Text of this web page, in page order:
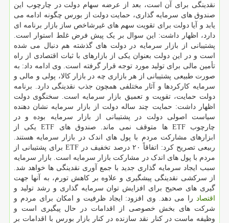
نقدینگی برای آن است، بعد از عرضه سهام دولت در چارچوب این
صندوق های سرمایه گذاری، حمایت دولت از بورس چگونه ادامه می
یابد و آیا دولت برای تقویت سهم های غیرشاخص ساز بازار برنامه ای
دارد، اظهار داشت: این سوال بر یک پیش فرض غلط استوار است.
پشتیبانی از بازار سرمایه در دولت های گذشته هم دنبال می شده
است و در این دولت بعنوان یکی از بازارهای با ثبات اقتصادی از راه
تأمین مالی برای تولید مورد توجه قرار گرفته است. وی ادامه داد: به
صورت طبیعی پشتیبانی از هر بازاری چه در بازار کالا، پولی و مالی و
سرمایه کارکردها و آثار مختلفی همچون جذب نقدینگی دارد. برنامه
دولت حمایت، تقویت و تعمیق بازار سرمایه است. سخنگوی دولت
اظهار داشت: حمایت چند ساله دولت از بازار سرمایه نشان دهنده
سیاست اصولی دولت در پشتیبانی از بازار سرمایه بوده و در
چارچوب ETF ها متوقف نمی ماند. صندوق های ETF یکی از
ابزارهای مشارکت مردم با پول های اندک در بازار سرمایه هستند.
ربیعی تصریح کرد: اتفاقاً ۲۰ درصد تخفیف در ETF برای پشتیبانی از
مردم با پول های اندک در مشارکت بازار سرمایه است. بازار سرمایه
سبب ایجاد سرمایه گذاری جدید با جمع آوری نقدینگی ها خواهد شد.
از سرکشی نقدینگی پیشگیری و علاوه بر کاهش تورم، به آنها جهت
گیری های صحیح برای افزایش توان سرمایه گذاری و رشد تولید و
اقتصاد را می دهد. وی افزود: ایجاد ظرفیت و امکان برای مردم و
شرکت های بخش خصوصی از اقدامات در حال پیگیری است و
وظیفه ماست در کنار نقد سازنده در کنار بازار بورس با اقدامات بر